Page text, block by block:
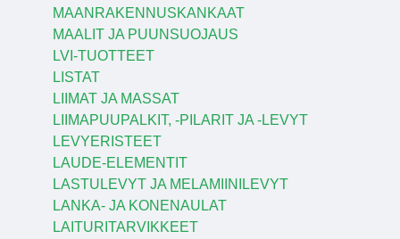
MAANRAKENNUSKANKAAT
MAALIT JA PUUNSUOJAUS
LVI-TUOTTEET
LISTAT
LIIMAT JA MASSAT
LIIMAPUUPALKIT, -PILARIT JA -LEVYT
LEVYERISTEET
LAUDE-ELEMENTIT
LASTULEVYT JA MELAMIINILEVYT
LANKA- JA KONENAULAT
LAITURITARVIKKEET